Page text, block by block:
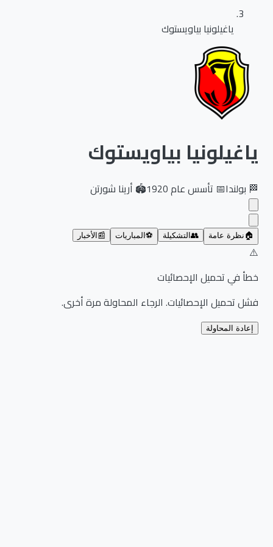
ياغيلونيا بياويستوك
ياغيلونيا بياويستوك
بولندا📅تأسس عام 1920
🏟️أرينا شورتن
نظرة عامة 👥 التشكيلة ⚽ المباريات 📰 الأخبار
خطأ في تحميل الإحصائيات
فشل تحميل الإحصائيات. الرجاء المحاولة مرة أخرى.
إعادة المحاولة